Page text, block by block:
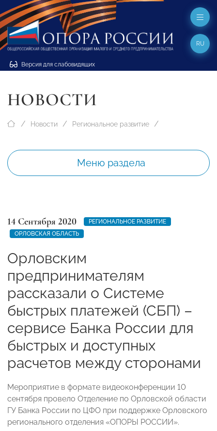
Версия для слабовидящих
RU
НОВОСТИ
Новости Региональное развитие
Меню раздела
14 Сентября 2020
РЕГИОНАЛЬНОЕ РАЗВИТИЕ
ОРЛОВСКАЯ ОБЛАСТЬ
Орловским
предпринимателям
рассказали о Системе
быстрых платежей (СБП) –
сервисе Банка России для
быстрых и доступных
расчетов между сторонами
Мероприятие в формате видеоконференции 10
сентября провело Отделение по Орловской области
ГУ Банка России по ЦФО при поддержке Орловского
регионального отделения «ОПОРЫ РОССИИ».